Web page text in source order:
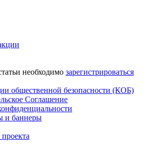
необходимо зарегистрироваться
общественной безопасности (КОБ)
Соглашение
и баннеры